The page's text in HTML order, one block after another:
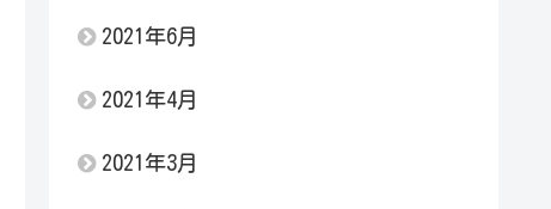
2021年6月
2021年4月
2021年3月